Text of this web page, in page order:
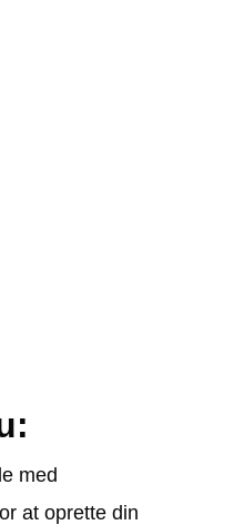
med
at oprette din